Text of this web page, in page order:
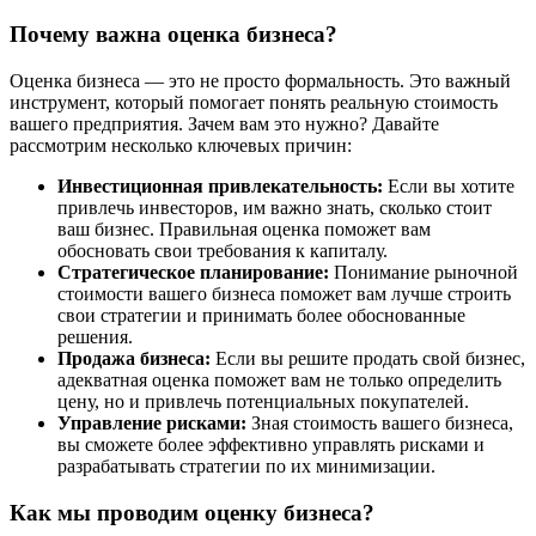
Почему важна оценка бизнеса?
Оценка бизнеса — это не просто формальность. Это важный
инструмент, который помогает понять реальную стоимость
вашего предприятия. Зачем вам это нужно? Давайте
рассмотрим несколько ключевых причин:
Инвестиционная привлекательность: Если вы хотите
привлечь инвесторов, им важно знать, сколько стоит
ваш бизнес. Правильная оценка поможет вам
обосновать свои требования к капиталу.
Стратегическое планирование: Понимание рыночной
стоимости вашего бизнеса поможет вам лучше строить
свои стратегии и принимать более обоснованные
решения.
Продажа бизнеса: Если вы решите продать свой бизнес,
адекватная оценка поможет вам не только определить
цену, но и привлечь потенциальных покупателей.
Управление рисками: Зная стоимость вашего бизнеса,
вы сможете более эффективно управлять рисками и
разрабатывать стратегии по их минимизации.
Как мы проводим оценку бизнеса?